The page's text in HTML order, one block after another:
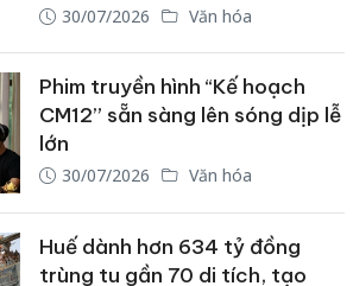
30/07/2026 Văn hóa
Phim truyền hình “Kế hoạch
CM12” sẵn sàng lên sóng dịp lễ
lớn
30/07/2026 Văn hóa
Huế dành hơn 634 tỷ đồng
trùng tu gần 70 di tích, tạo